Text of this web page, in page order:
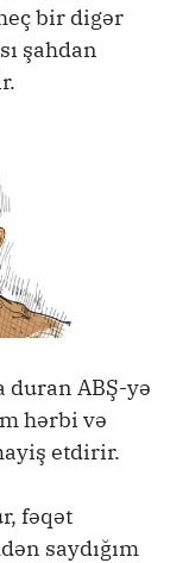
bir digər
şahdan
duran ABŞ-yə
hərbi və
etdirir.
fəqət
saydığım